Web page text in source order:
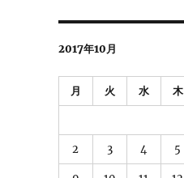
2017年10月
月 火 水 木
2 3 4 5